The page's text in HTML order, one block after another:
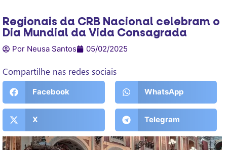
Regionais da CRB Nacional celebram o
Dia Mundial da Vida Consagrada
Por Neusa Santos 05/02/2025
Compartilhe nas redes sociais
Facebook WhatsApp
X Telegram